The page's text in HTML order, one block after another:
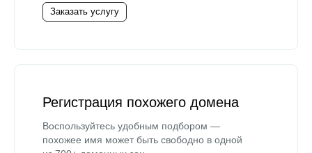
Заказать услугу
Регистрация похожего домена
Воспользуйтесь удобным подбором —
похожее имя может быть свободно в одной